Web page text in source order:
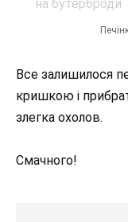
Все залишилося
кришкою і
злегка охолов.
Смачного!